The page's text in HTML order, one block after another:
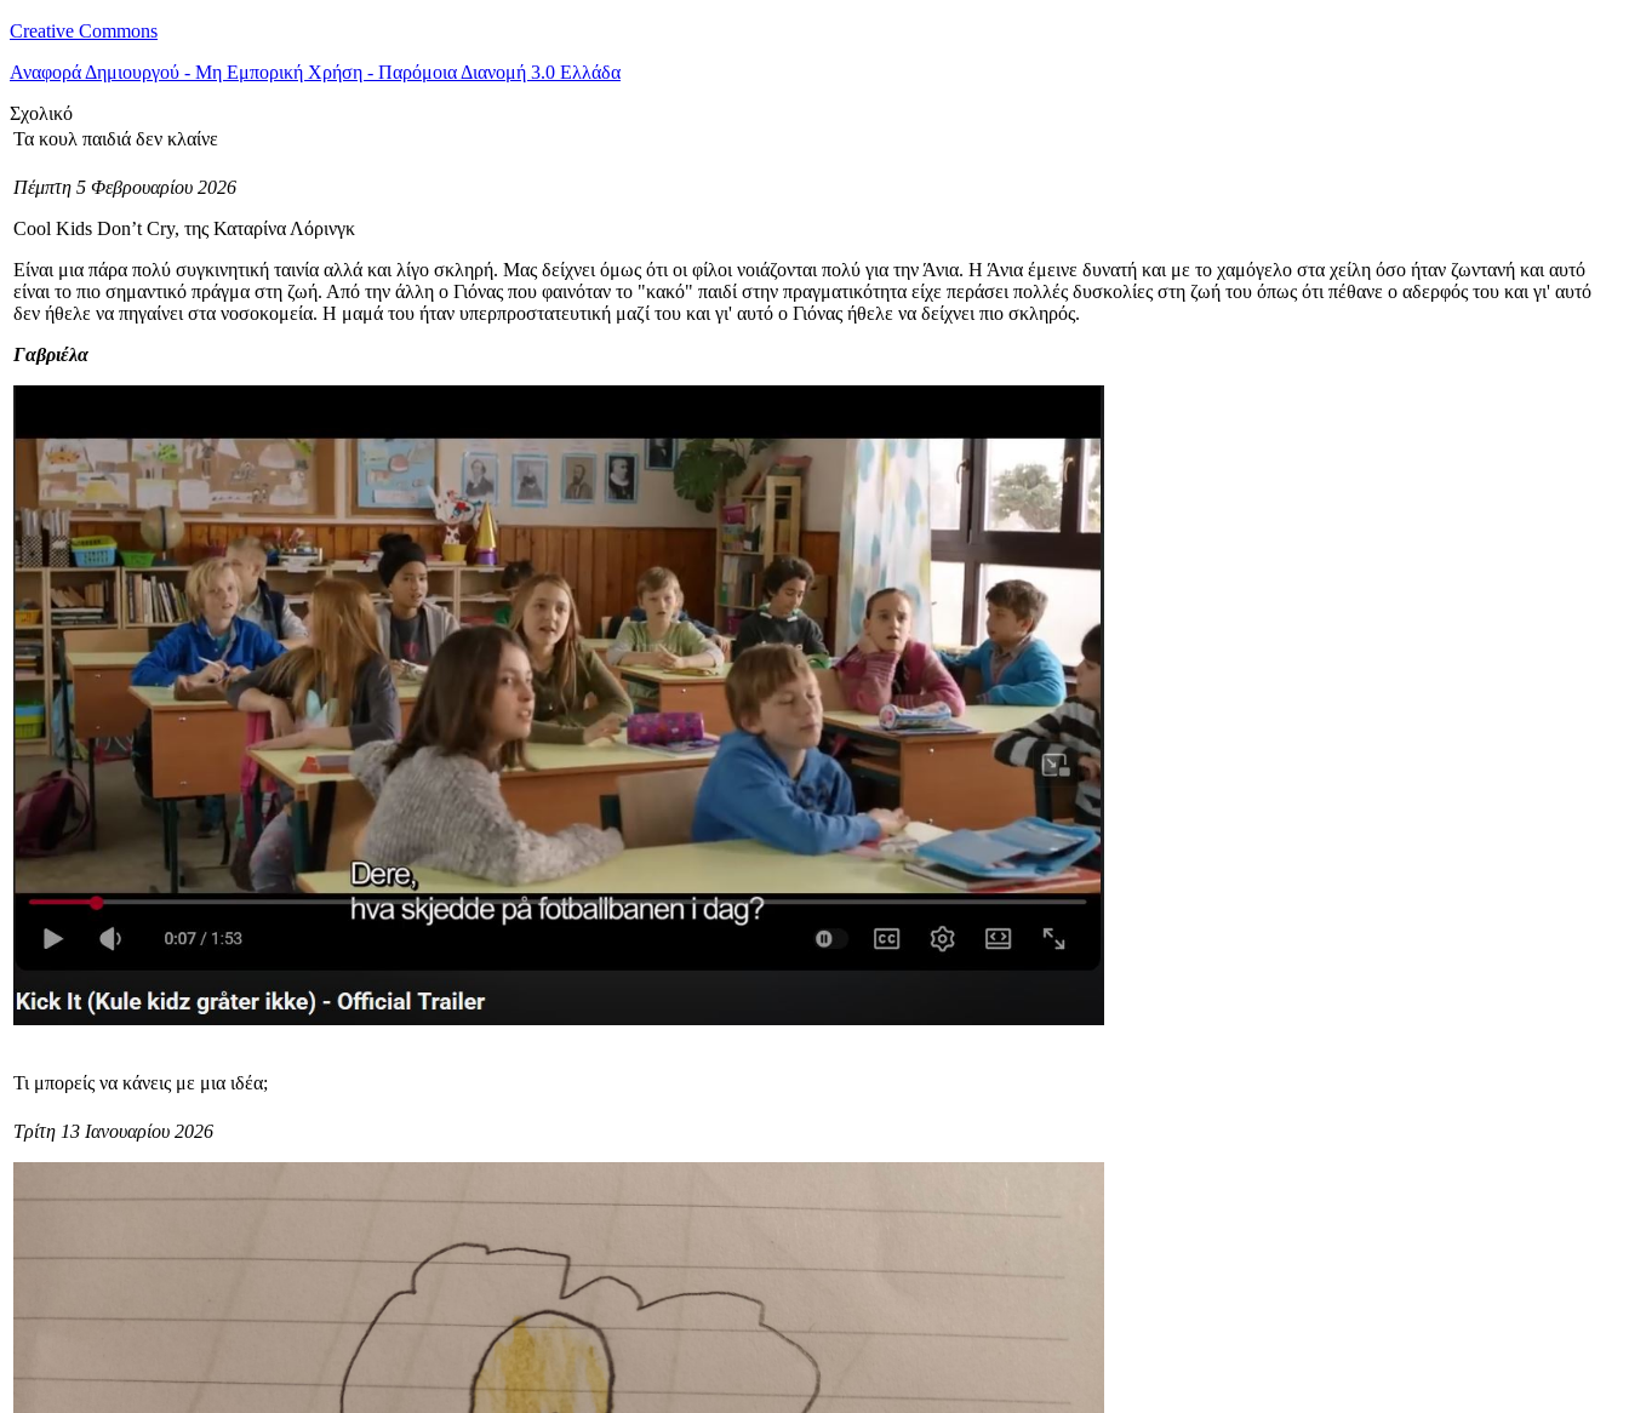
Creative Commons
Αναφορά Δημιουργού - Μη Εμπορική Χρήση - Παρόμοια Διανομή 3.0 Ελλάδα
Σχολικό
Τα κουλ παιδιά δεν κλαίνε
Πέμπτη 5 Φεβρουαρίου 2026
Cool Κids Don’t Cry, της Καταρίνα Λόρινγκ
Είναι μια πάρα πολύ συγκινητική ταινία αλλά και λίγο σκληρή. Μας δείχνει όμως ότι οι φίλοι νοιάζονται πολύ για την Άνια. Η Άνια έμεινε δυνατή και με το χαμόγελο στα χείλη όσο ήταν ζωντανή και αυτό
είναι το πιο σημαντικό πράγμα στη ζωή. Από την άλλη ο Γιόνας που φαινόταν το "κακό" παιδί στην πραγματικότητα είχε περάσει πολλές δυσκολίες στη ζωή του όπως ότι πέθανε ο αδερφός του και γι' αυτό
δεν ήθελε να πηγαίνει στα νοσοκομεία. Η μαμά του ήταν υπερπροστατευτική μαζί του και γι' αυτό ο Γιόνας ήθελε να δείχνει πιο σκληρός.
Γαβριέλα
Τι μπορείς να κάνεις με μια ιδέα;
Τρίτη 13 Ιανουαρίου 2026